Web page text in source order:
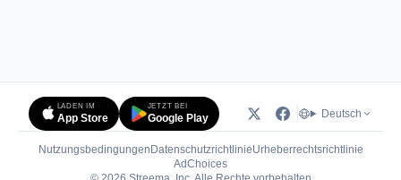
LADEN IM
App Store
JETZT BEI
Google Play Deutsch
Nutzungsbedingungen DatenschutzrichtlinieUrheberrechtsrichtlinie
AdChoices(öffnet in neuem Tab)